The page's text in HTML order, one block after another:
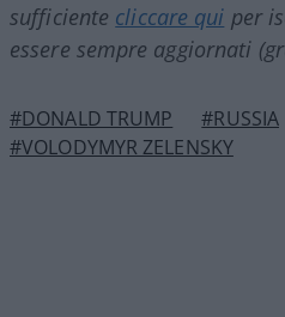
sufficiente cliccare qui per
essere sempre aggiornati
#DONALD TRUMP #RUSSIA
#VOLODYMYR ZELENSKY